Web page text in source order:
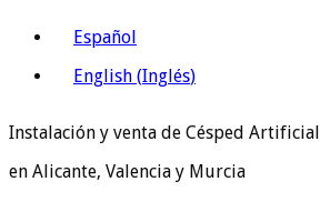
Español
English (Inglés)
Instalación y venta de Césped Artificial
en Alicante, Valencia y Murcia